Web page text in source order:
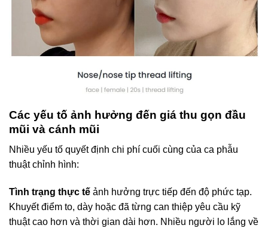
Các yếu tố ảnh hưởng đến giá thu gọn đầu
mũi và cánh mũi
Nhiều yếu tố quyết định chi phí cuối cùng của ca phẫu
thuật chỉnh hình:
Tình trạng thực tế ảnh hưởng trực tiếp đến độ phức tạp.
Khuyết điểm to, dày hoặc đã từng can thiệp yêu cầu kỹ
thuật cao hơn và thời gian dài hơn. Nhiều người lo lắng về